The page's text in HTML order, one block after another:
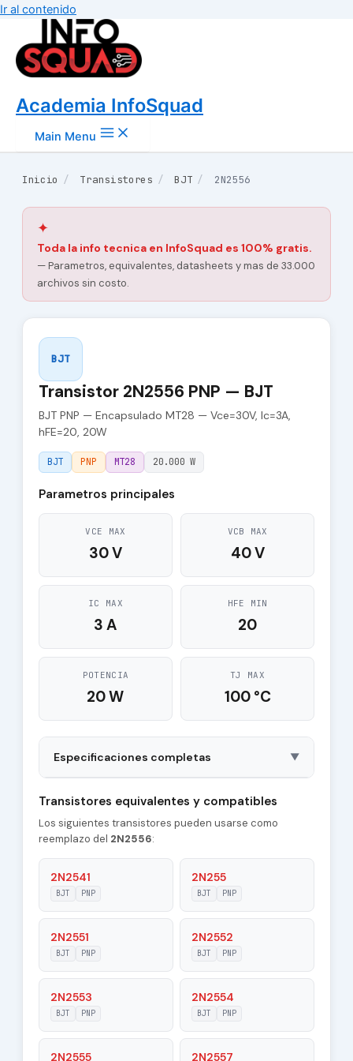
Ir al contenido
Academia InfoSquad
Main Menu
Inicio / Transistores / BJT / 2N2556
✦
Toda la info tecnica en InfoSquad es 100% gratis.
— Parametros, equivalentes, datasheets y mas de 33.000
archivos sin costo.
BJT
Transistor 2N2556 PNP — BJT
BJT PNP — Encapsulado MT28 — Vce=30V, Ic=3A,
hFE=20, 20W
BJT PNP MT28 20.000 W
Parametros principales
VCE MAX
30 V
VCB MAX
40 V
IC MAX
3 A
HFE MIN
20
POTENCIA
20 W
TJ MAX
100 °C
Especificaciones completas ▼
Polarity PNP
Material of
Transistor
Ge
Frequency (ft)
0.22 MHz
Maximum Collector
Maximum Emitter-
Base Voltage
20 V
Transistores equivalentes y compatibles
Los siguientes transistores pueden usarse como
reemplazo del 2N2556:
2N2541
BJT PNP
2N255
BJT PNP
2N2551
BJT PNP
2N2552
BJT PNP
2N2553
BJT PNP
2N2554
BJT PNP
2N2555 2N2557